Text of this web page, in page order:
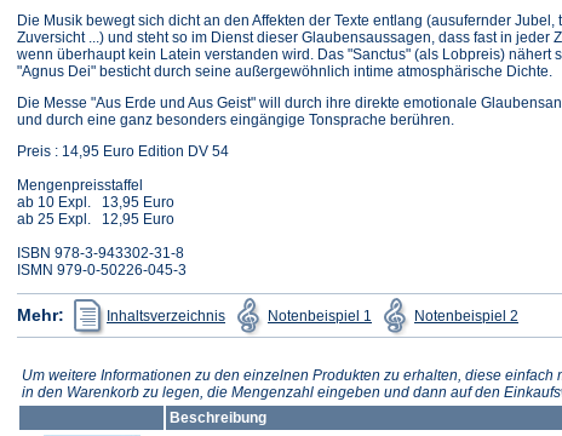
Die Musik bewegt sich dicht an den Affekten der Texte entlang (ausufernder Jubel,
Zuversicht ...) und steht so im Dienst dieser Glaubensaussagen, dass fast in jeder
wenn überhaupt kein Latein verstanden wird. Das "Sanctus" (als Lobpreis) nähert
"Agnus Dei" besticht durch seine außergewöhnlich intime atmosphärische Dichte.
Die Messe "Aus Erde und Aus Geist" will durch ihre direkte emotionale
und durch eine ganz besonders eingängige Tonsprache berühren.
Preis : 14,95 Euro Edition DV 54
Mengenpreisstaffel
ab 10 Expl. 13,95 Euro
ab 25 Expl. 12,95 Euro
ISBN 978-3-943302-31-8
ISMN 979-0-50226-045-3
Mehr: Inhaltsverzeichnis
(Öffnet
in
einem
Tab)
Notenbeispiel 1
(Öffnet
in
einem
Tab)
Notenbeispiel 2in
einem
Tab)
Um weitere Informationen zu den einzelnen Produkten zu erhalten, diese einfach
in den Warenkorb zu legen, die Mengenzahl eingeben und dann auf den
Beschreibung